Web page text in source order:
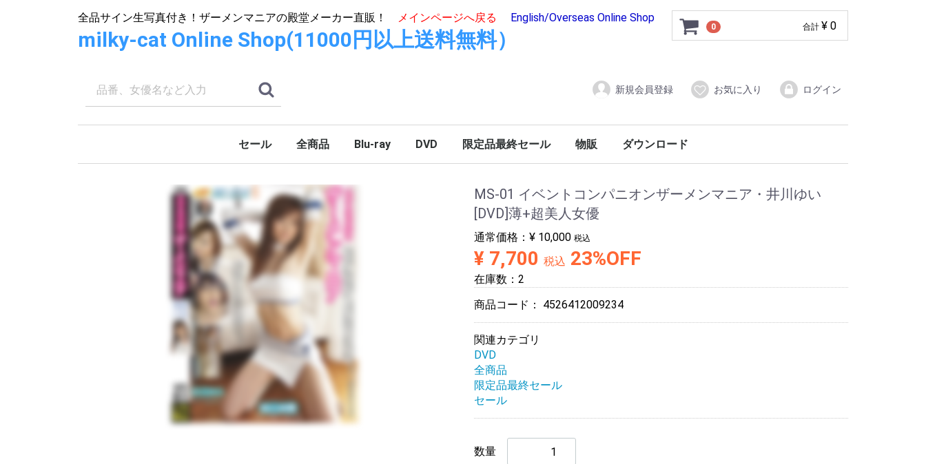
全品サイン生写真付き！ザーメンマニアの殿堂メーカー直販！ メインページへ戻る English/Overseas Online Shop
milky-cat Online Shop(11000円以上送料無料）
0 合計 ¥ 0
新規会員登録 お気に入り ログイン
セール 全商品 Blu-ray DVD 限定品最終セール 物販 ダウンロード
MS-01 イベントコンパニオンザーメンマニア・井川ゆい
[DVD]薄+超美人女優
通常価格： ¥ 10,000 税込
¥ 7,700 税込 23%OFF
在庫数：2
商品コード： 4526412009234
関連カテゴリ
DVD
全商品
限定品最終セール
セール
数量